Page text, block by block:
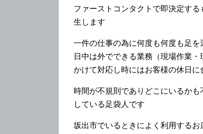
ファーストコンタクトで即決定す
生します
一件の仕事の為に何度も何度も足
日中は外でできる業務（現場作業
かけて対応し時にはお客様の休日
時間が不規則でありどこにいるか
している足袋人です
坂出市でいるときによく利用するお